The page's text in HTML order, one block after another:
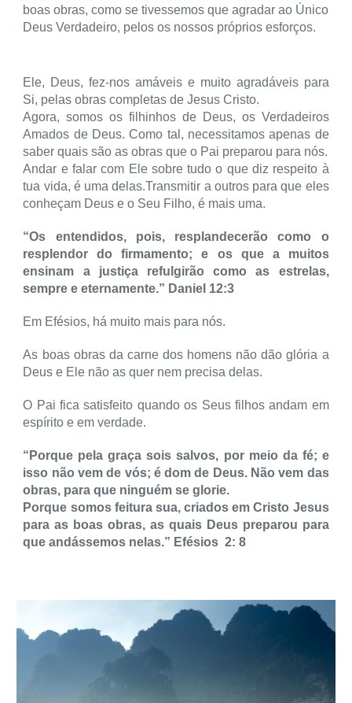
boas obras, como se tivessemos que agradar ao Único
Deus Verdadeiro, pelos os nossos próprios esforços.
Ele, Deus, fez-nos amáveis ​​e muito agradáveis ​​para
Si, pelas obras completas de Jesus Cristo.
Agora, somos os filhinhos de Deus, os Verdadeiros
Amados de Deus. Como tal, necessitamos apenas de
saber quais são as obras que o Pai preparou para nós.
Andar e falar com Ele sobre tudo o que diz respeito à
tua vida, é uma delas.Transmitir a outros para que eles
conheçam Deus e o Seu Filho, é mais uma.
“Os entendidos, pois, resplandecerão como o
resplendor do firmamento; e os que a muitos
ensinam a justiça refulgirão como as estrelas,
sempre e eternamente.” Daniel 12:3
Em Efésios, há muito mais para nós.
As boas obras da carne dos homens não dão glória a
Deus e Ele não as quer nem precisa delas.
O Pai fica satisfeito quando os Seus filhos andam em
espírito e em verdade.
“Porque pela graça sois salvos, por meio da fé; e
isso não vem de vós; é dom de Deus. Não vem das
obras, para que ninguém se glorie.
Porque somos feitura sua, criados em Cristo Jesus
para as boas obras, as quais Deus preparou para
que andássemos nelas.” Efésios 2: 8